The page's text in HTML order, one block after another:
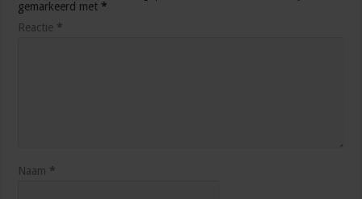
gemarkeerd met *
Reactie *
Naam *